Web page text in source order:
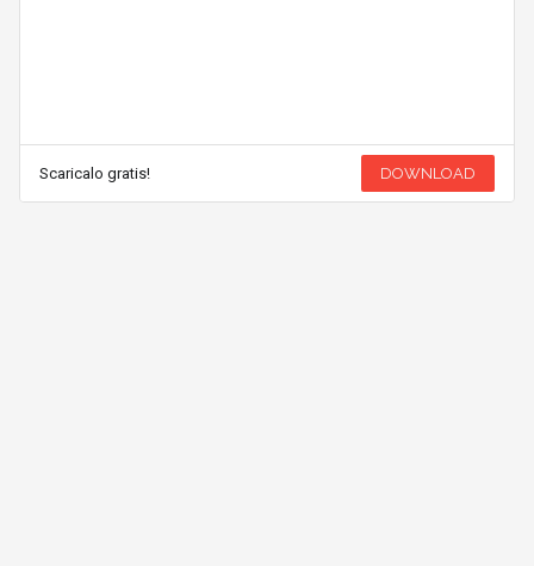
Scaricalo gratis! DOWNLOAD